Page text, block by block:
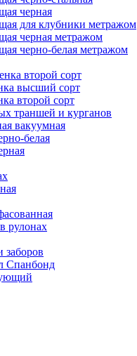
черная
для клубники метражом
черная метражом
черно-белая метражом
второй сорт
высший сорт
второй сорт
траншей и курганов
вакуумная
белая
рулонах
заборов
Спанбонд